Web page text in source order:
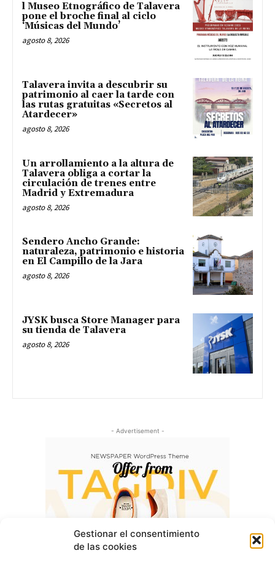
Gestionar el consentimiento
de las cookies
l Museo Etnográfico de Talavera
pone el broche final al ciclo
‘Músicas del Mundo’
agosto 8, 2026
Talavera invita a descubrir su
patrimonio al caer la tarde con
las rutas gratuitas «Secretos al
Atardecer»
agosto 8, 2026
Un arrollamiento a la altura de
Talavera obliga a cortar la
circulación de trenes entre
Madrid y Extremadura
agosto 8, 2026
Sendero Ancho Grande:
naturaleza, patrimonio e historia
en El Campillo de la Jara
agosto 8, 2026
JYSK busca Store Manager para
su tienda de Talavera
agosto 8, 2026
- Advertisement -